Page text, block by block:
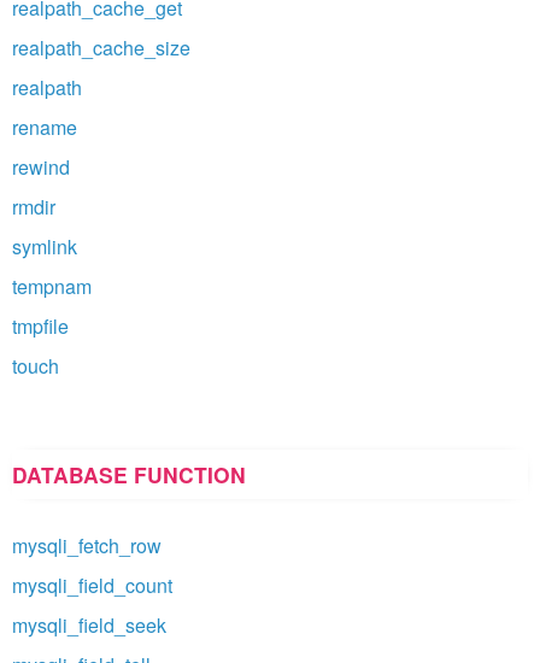
realpath_cache_get
realpath_cache_size
realpath
rename
rewind
rmdir
symlink
tempnam
tmpfile
touch
DATABASE FUNCTION
mysqli_fetch_row
mysqli_field_count
mysqli_field_seek